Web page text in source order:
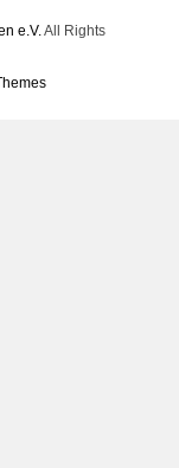
e.V.All Rights